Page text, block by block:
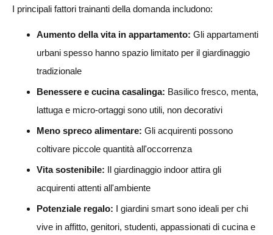
I principali fattori trainanti della domanda includono:
Aumento della vita in appartamento: Gli appartamenti
urbani spesso hanno spazio limitato per il giardinaggio
tradizionale
Benessere e cucina casalinga: Basilico fresco, menta,
lattuga e micro-ortaggi sono utili, non decorativi
Meno spreco alimentare: Gli acquirenti possono
coltivare piccole quantità all'occorrenza
Vita sostenibile: Il giardinaggio indoor attira gli
acquirenti attenti all'ambiente
Potenziale regalo: I giardini smart sono ideali per chi
vive in affitto, genitori, studenti, appassionati di cucina e